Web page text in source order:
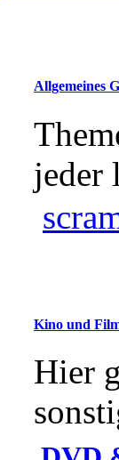
Allgemeines
jeder
Kino und
Hier